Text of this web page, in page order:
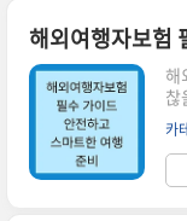
여
서
여
선
인
인
해
찮
료
을 덜어줄
입
로 확인
카